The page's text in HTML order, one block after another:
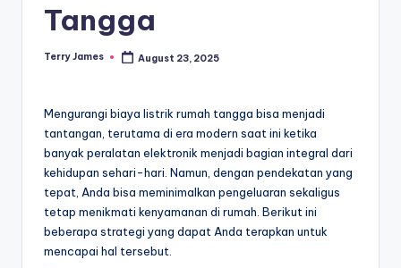
Tangga
Posted
Terry James August 23, 2025
Mengurangi biaya listrik rumah tangga bisa menjadi
tantangan, terutama di era modern saat ini ketika
banyak peralatan elektronik menjadi bagian integral dari
kehidupan sehari-hari. Namun, dengan pendekatan yang
tepat, Anda bisa meminimalkan pengeluaran sekaligus
tetap menikmati kenyamanan di rumah. Berikut ini
beberapa strategi yang dapat Anda terapkan untuk
mencapai hal tersebut.